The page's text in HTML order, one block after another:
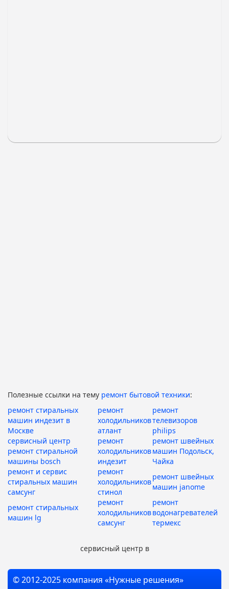
Полезные ссылки на тему ремонт бытовой техники:
ремонт стиральных
машин индезит в
Москве
ремонт
холодильников
атлант
ремонт
телевизоров
philips
сервисный центр
ремонт стиральной
машины bosch
ремонт
холодильников
индезит
ремонт швейных
машин Подольск,
Чайка
ремонт и сервис
стиральных машин
самсунг
ремонт
холодильников
стинол
ремонт швейных
машин janome
ремонт стиральных
машин lg
ремонт
холодильников
самсунг
ремонт
водонагревателей
термекс
сервисный центр в
© 2012-2025 компания «Нужные решения»